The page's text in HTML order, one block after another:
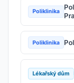
Poliklinika
Poliklinika
Lékařský dům